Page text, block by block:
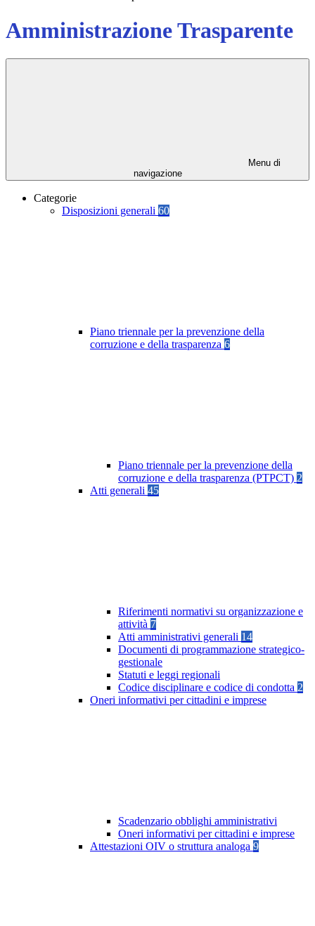
Amministrazione Trasparente
Menu di
navigazione
Categorie
Disposizioni generali 60
Piano triennale per la prevenzione della
corruzione e della trasparenza 6
Piano triennale per la prevenzione della
corruzione e della trasparenza (PTPCT) 2
Atti generali 45
Riferimenti normativi su organizzazione e
attività 7
Atti amministrativi generali 14
Documenti di programmazione strategico-
gestionale
Statuti e leggi regionali
Codice disciplinare e codice di condotta 2
Oneri informativi per cittadini e imprese
Scadenzario obblighi amministrativi
Oneri informativi per cittadini e imprese
Attestazioni OIV o struttura analoga 9